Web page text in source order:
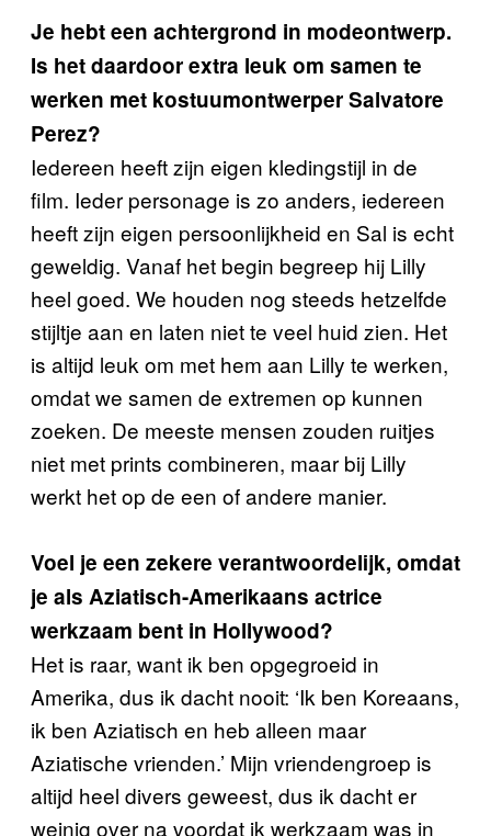
Je hebt een achtergrond in modeontwerp.
Is het daardoor extra leuk om samen te
werken met kostuumontwerper Salvatore
Perez?
Iedereen heeft zijn eigen kledingstijl in de
film. Ieder personage is zo anders, iedereen
heeft zijn eigen persoonlijkheid en Sal is echt
geweldig. Vanaf het begin begreep hij Lilly
heel goed. We houden nog steeds hetzelfde
stijltje aan en laten niet te veel huid zien. Het
is altijd leuk om met hem aan Lilly te werken,
omdat we samen de extremen op kunnen
zoeken. De meeste mensen zouden ruitjes
niet met prints combineren, maar bij Lilly
werkt het op de een of andere manier.
Voel je een zekere verantwoordelijk, omdat
je als Aziatisch-Amerikaans actrice
werkzaam bent in Hollywood?
Het is raar, want ik ben opgegroeid in
Amerika, dus ik dacht nooit: ‘Ik ben Koreaans,
ik ben Aziatisch en heb alleen maar
Aziatische vrienden.’ Mijn vriendengroep is
altijd heel divers geweest, dus ik dacht er
weinig over na voordat ik werkzaam was in